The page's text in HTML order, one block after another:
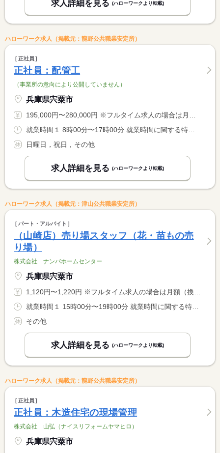
求人詳細を見る (ハローワークより転載)
ハローワーク求人（掲載元：龍野公共職業安定所）
正社員
正社員：配管工
（事業所の意向により公開していません）
兵庫県宍粟市
195,000円〜280,000円 ※フルタイム求人の場合は月額（換算額）、パート求人の場合は時間額を表示しています。
日曜日，祝日，その他
求人詳細を見る (ハローワークより転載)
ハローワーク求人（掲載元：津山公共職業安定所）
パート・アルバイト
（山崎店）売り場スタッフ（花・苗もの売
り場）
株式会社 ナンバホームセンター
兵庫県宍粟市
1,120円〜1,220円 ※フルタイム求人の場合は月額（換算額）、パート求人の場合は時間額を表示しています。
その他
求人詳細を見る (ハローワークより転載)
ハローワーク求人（掲載元：龍野公共職業安定所）
正社員
正社員：木造住宅の現場管理
株式会社 山弘（ナイスリフォームヤマヒロ）
兵庫県宍粟市